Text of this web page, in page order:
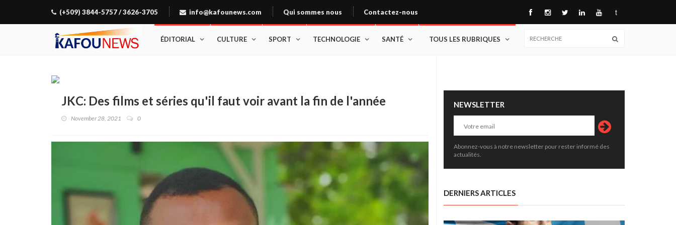
(+509) 3844-5757 / 3626-3705 info@kafounews.com Qui sommes nous Contactez-nous t
ÉDITORIAL CULTURE SPORT TECHNOLOGIE SANTÉ TOUS LES RUBRIQUES
JKC: Des films et séries qu'il faut voir avant la fin de l'année
November 28, 2021 0
NEWSLETTER
Abonnez-vous à notre newsletter pour rester informé des
actualités.
DERNIERS ARTICLES